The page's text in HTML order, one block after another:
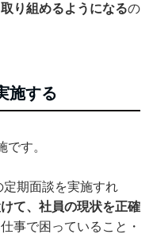
り組めるようになるの
施する
す。
期面談を実施すれ
て、社員の現状を正確
事で困っていること・